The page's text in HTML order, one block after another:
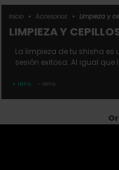
Inicio • Accesorios • Limpieza y
LIMPIEZA Y
La limpieza de tu shisha
sesión exitosa. Al igual
de cada uso. Los cepillos y
+ INFO - INFO